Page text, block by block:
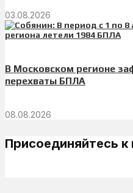
03.08.2026
В Московском регионе
перехваты БПЛА
08.08.2026
Присоединяйтесь к